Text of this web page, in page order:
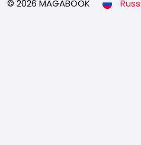
© 2026 MAGABOOK